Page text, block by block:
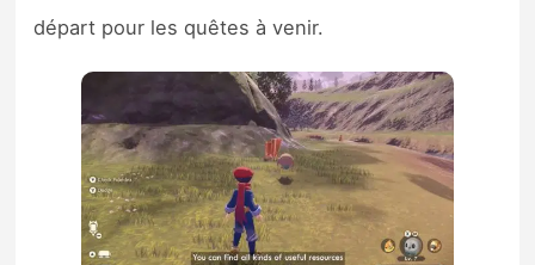
départ pour les quêtes à venir.